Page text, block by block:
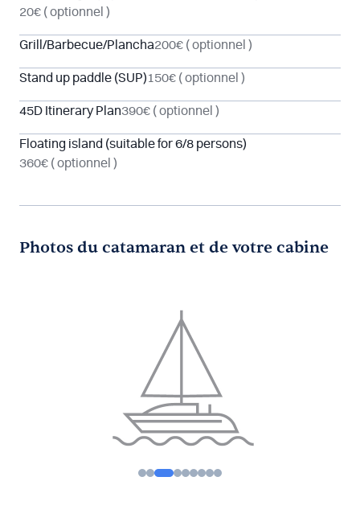
20€ ( optionnel )
Grill/Barbecue/Plancha200€ ( optionnel )
Stand up paddle (SUP)150€ ( optionnel )
45D Itinerary Plan390€ ( optionnel )
Floating island (suitable for 6/8 persons)
360€ ( optionnel )
Photos du catamaran et de votre cabine